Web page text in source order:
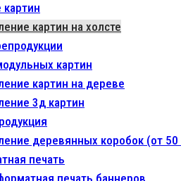
картин
картин на холсте
картин
картин на дереве
3д картин
деревянных коробок (от 50
печать
печать баннеров